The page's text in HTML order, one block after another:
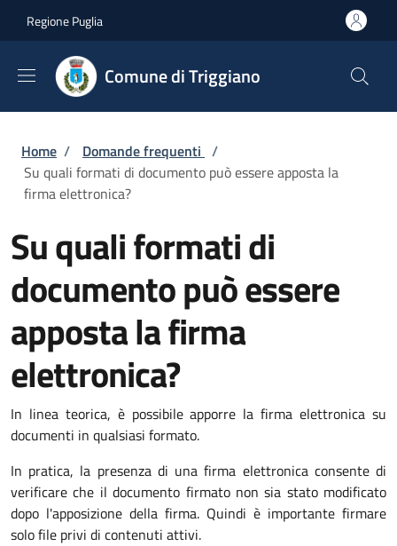
Regione Puglia
Comune di Triggiano
Briciole di pane
Home / Domande frequenti /
Su quali formati di documento può essere apposta la
firma elettronica?
Su quali formati di
documento può essere
apposta la firma
elettronica?
In linea teorica, è possibile apporre la firma elettronica su
documenti in qualsiasi formato.
In pratica, la presenza di una firma elettronica consente di
verificare che il documento firmato non sia stato modificato
dopo l'apposizione della firma. Quindi è importante firmare
solo file privi di contenuti attivi.